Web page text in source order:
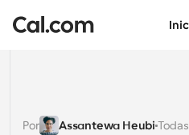
Soluções
Por Assantewa Heubi